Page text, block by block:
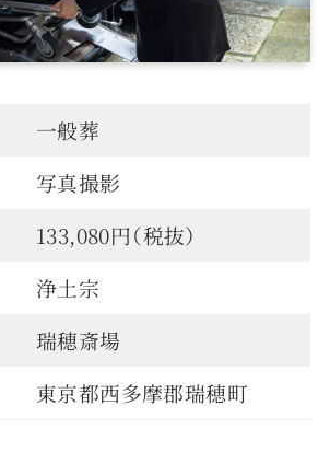
一般葬
写真撮影
133,080円（税抜）
浄土宗
瑞穂斎場
東京都西多摩郡瑞穂町